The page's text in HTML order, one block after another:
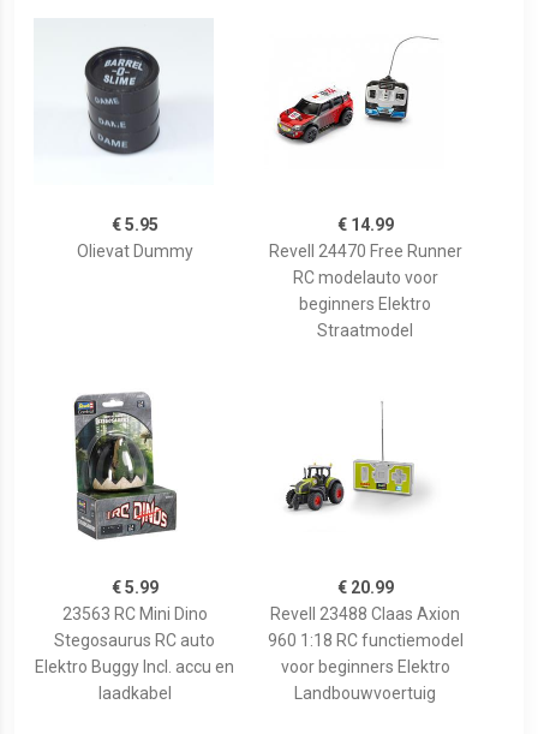
€ 5.95
Olievat Dummy
€ 14.99
Revell 24470 Free Runner
RC modelauto voor
beginners Elektro
Straatmodel
€ 5.99
23563 RC Mini Dino
Stegosaurus RC auto
Elektro Buggy Incl. accu en
laadkabel
€ 20.99
Revell 23488 Claas Axion
960 1:18 RC functiemodel
voor beginners Elektro
Landbouwvoertuig